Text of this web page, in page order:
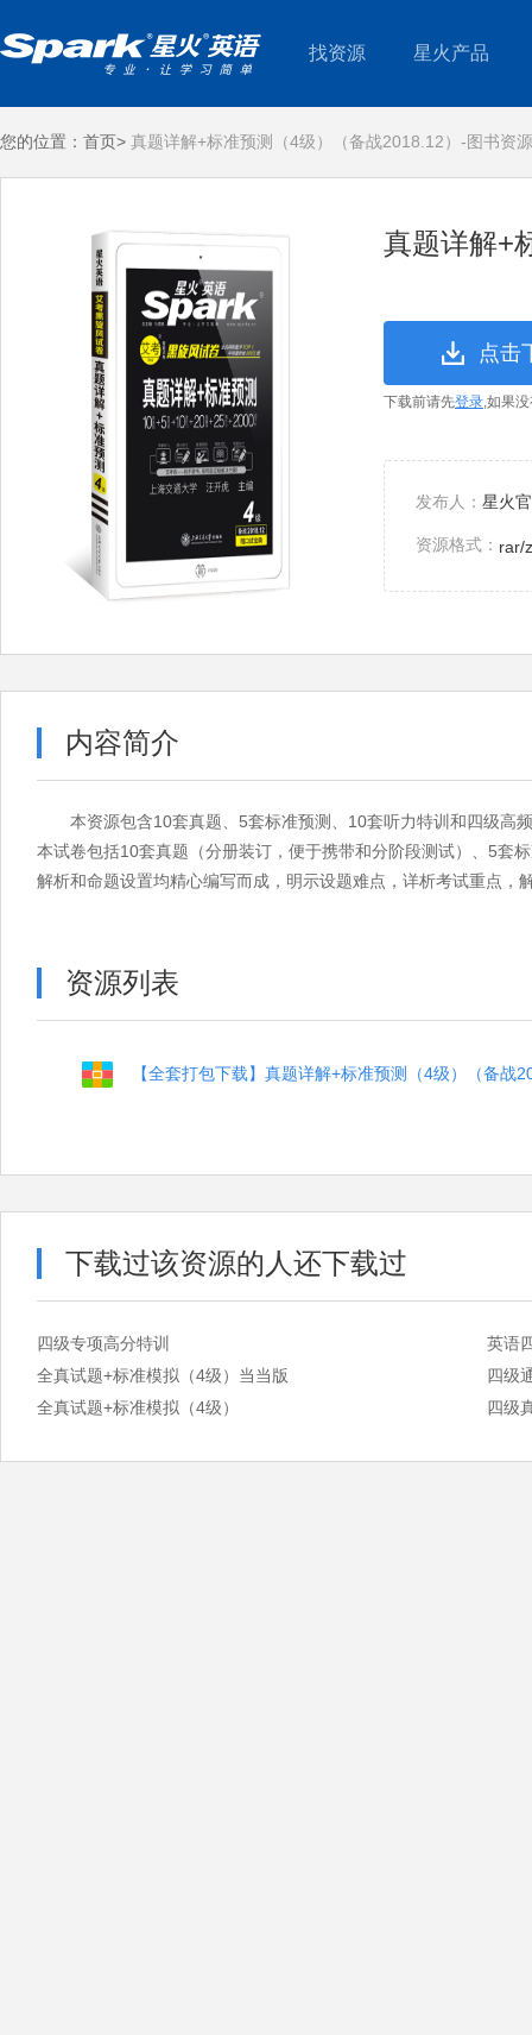
找资源 星火产品
您的位置： 首页> 真题详解+标准预测（4级）（备战2018.12）-图书资
真题详解+
点击
下载前请先登录,如果
发布人： 星火
资源格式： rar/
内容简介
本资源包含10套真题、5套标准预测、10套听力特训和四级高
本试卷包括10套真题（分册装订，便于携带和分阶段测试）、5套
解析和命题设置均精心编写而成，明示设题难点，详析考试重点，
资源列表
【全套打包下载】真题详解+标准预测（4级）（备战
下载过该资源的人还下载过
四级专项高分特训
英语
全真试题+标准模拟（4级）当当版
四级
全真试题+标准模拟（4级）
四级